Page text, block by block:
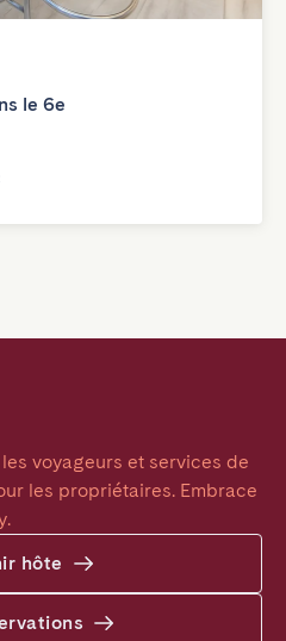
le 6e
voyageurs et services de
les propriétaires. Embrace
hôte